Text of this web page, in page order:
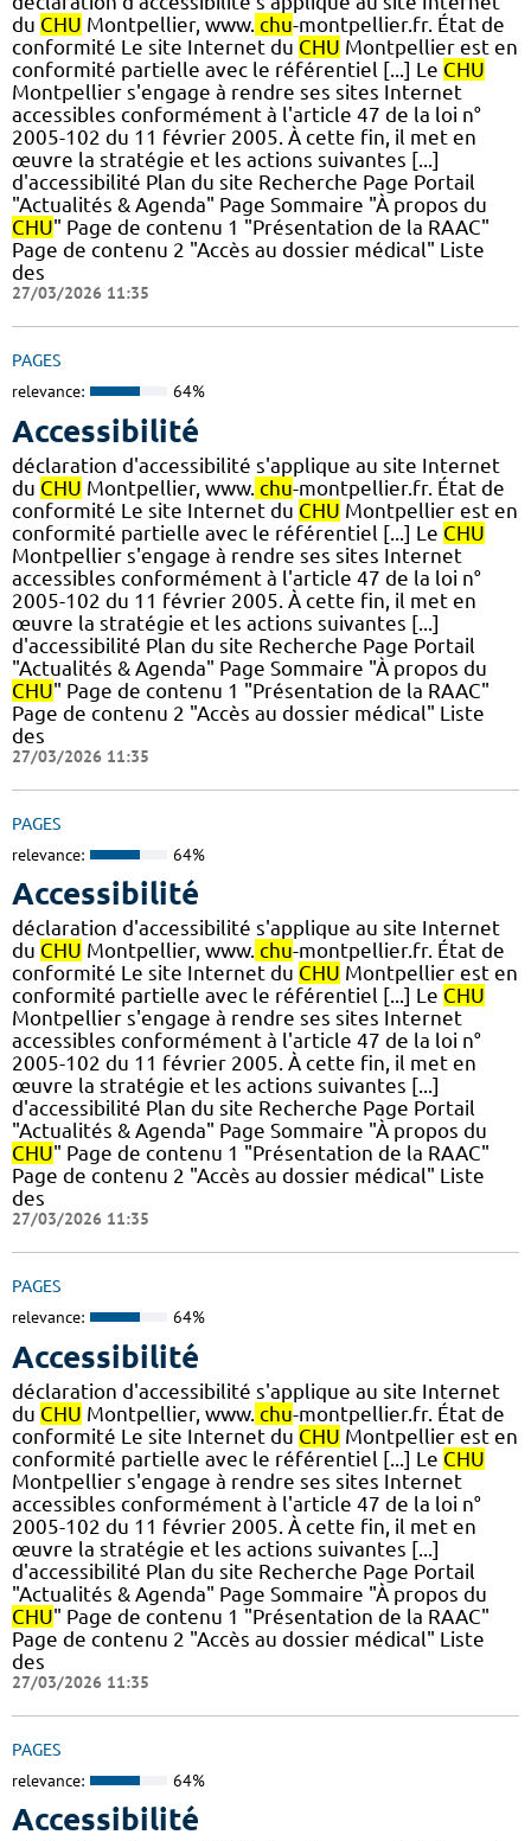
du CHU Montpellier, www. chu-montpellier.fr. État de
conformité Le site Internet du CHU Montpellier est en
conformité partielle avec le référentiel [...] Le CHU
Montpellier s'engage à rendre ses sites Internet
accessibles conformément à l'article 47 de la loi n°
2005-102 du 11 février 2005. À cette fin, il met en
œuvre la stratégie et les actions suivantes [...]
d'accessibilité Plan du site Recherche Page Portail
"Actualités & Agenda" Page Sommaire "À propos du
CHU" Page de contenu 1 "Présentation de la RAAC"
Page de contenu 2 "Accès au dossier médical" Liste
des
27/03/2026 11:35
PAGES
relevance: 64%
Accessibilité
déclaration d'accessibilité s'applique au site Internet
du CHU Montpellier, www. chu-montpellier.fr. État de
conformité Le site Internet du CHU Montpellier est en
conformité partielle avec le référentiel [...] Le CHU
Montpellier s'engage à rendre ses sites Internet
accessibles conformément à l'article 47 de la loi n°
2005-102 du 11 février 2005. À cette fin, il met en
œuvre la stratégie et les actions suivantes [...]
d'accessibilité Plan du site Recherche Page Portail
"Actualités & Agenda" Page Sommaire "À propos du
CHU" Page de contenu 1 "Présentation de la RAAC"
Page de contenu 2 "Accès au dossier médical" Liste
des
27/03/2026 11:35
PAGES
relevance: 64%
Accessibilité
déclaration d'accessibilité s'applique au site Internet
du CHU Montpellier, www. chu-montpellier.fr. État de
conformité Le site Internet du CHU Montpellier est en
conformité partielle avec le référentiel [...] Le CHU
Montpellier s'engage à rendre ses sites Internet
accessibles conformément à l'article 47 de la loi n°
2005-102 du 11 février 2005. À cette fin, il met en
œuvre la stratégie et les actions suivantes [...]
d'accessibilité Plan du site Recherche Page Portail
"Actualités & Agenda" Page Sommaire "À propos du
CHU" Page de contenu 1 "Présentation de la RAAC"
Page de contenu 2 "Accès au dossier médical" Liste
des
27/03/2026 11:35
PAGES
relevance: 64%
Accessibilité
déclaration d'accessibilité s'applique au site Internet
du CHU Montpellier, www. chu-montpellier.fr. État de
conformité Le site Internet du CHU Montpellier est en
conformité partielle avec le référentiel [...] Le CHU
Montpellier s'engage à rendre ses sites Internet
accessibles conformément à l'article 47 de la loi n°
2005-102 du 11 février 2005. À cette fin, il met en
œuvre la stratégie et les actions suivantes [...]
d'accessibilité Plan du site Recherche Page Portail
"Actualités & Agenda" Page Sommaire "À propos du
CHU" Page de contenu 1 "Présentation de la RAAC"
Page de contenu 2 "Accès au dossier médical" Liste
des
27/03/2026 11:35
PAGES
relevance: 64%
Accessibilité